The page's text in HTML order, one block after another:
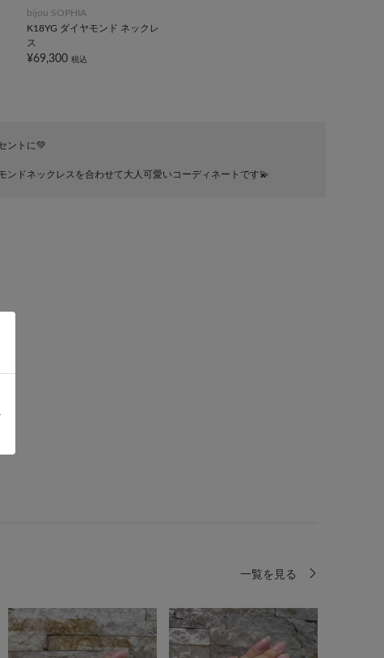
bijou SOPHIA
K18YG ダイヤモンド ネックレ
ス
¥69,300 税込
ントに‪💚
ンドネックレスを合わせて大人可愛いコーディネートです💫
一覧を見る